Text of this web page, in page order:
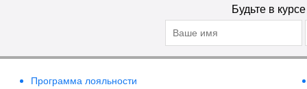
Будьте в
Программа лояльности